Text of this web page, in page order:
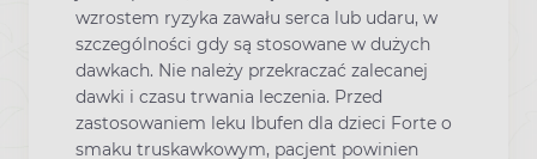
wzrostem ryzyka zawału serca lub udaru, w
szczególności gdy są stosowane w dużych
dawkach. Nie należy przekraczać zalecanej
dawki i czasu trwania leczenia. Przed
zastosowaniem leku Ibufen dla dzieci Forte o
smaku truskawkowym, pacjent powinien